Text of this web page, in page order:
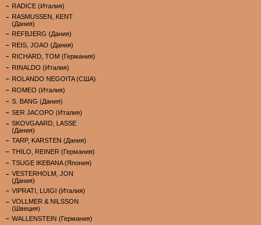
RADICE (Италия)
RASMUSSEN, KENT
(Дания)
REFBJERG (Дания)
REIS, JOAO (Дания)
RICHARD, TOM (Германия)
RINALDO (Италия)
ROLANDO NEGOITA (США)
ROMEO (Италия)
S. BANG (Дания)
SER JACOPO (Италия)
SKOVGAARD, LASSE
(Дания)
TARP, KARSTEN (Дания)
THILO, REINER (Германия)
TSUGE IKEBANA (Япония)
VESTERHOLM, JON
(Дания)
VIPRATI, LUIGI (Италия)
VOLLMER & NILSSON
(Швеция)
WALLENSTEIN (Германия)